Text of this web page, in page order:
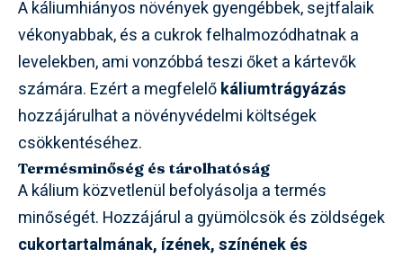
A káliumhiányos növények gyengébbek, sejtfalaik
vékonyabbak, és a cukrok felhalmozódhatnak a
levelekben, ami vonzóbbá teszi őket a kártevők
számára. Ezért a megfelelőkáliumtrágyázás
hozzájárulhat a növényvédelmi költségek
csökkentéséhez.
Termésminőség és tárolhatóság
A kálium közvetlenül befolyásolja a termés
minőségét. Hozzájárul a gyümölcsök és zöldségek
cukortartalmának, ízének, színének és